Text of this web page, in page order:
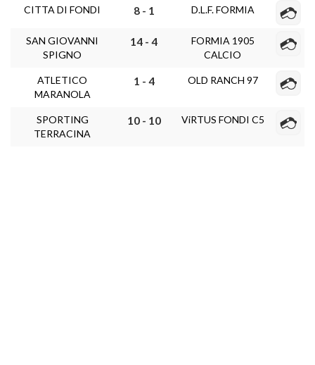
CITTA DI FONDI 8 - 1 D.L.F. FORMIA
SAN GIOVANNI
SPIGNO
14 - 4
FORMIA 1905
CALCIO
ATLETICO
MARANOLA
1 - 4 OLD RANCH 97
SPORTING
TERRACINA
10 - 10 ViRTUS FONDI C5